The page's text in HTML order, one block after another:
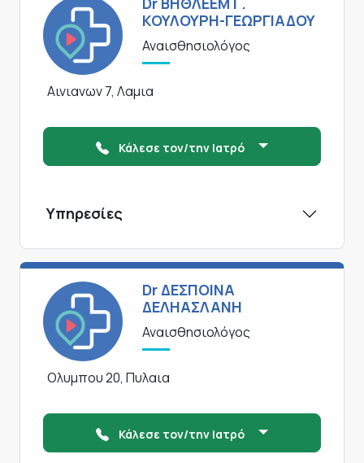
ΚΟΥΛΟΥΡΗ-ΓΕΩΡΓΙΑΔΟΥ
Αναισθησιολόγος
Αινιανων 7, Λαμια
Κάλεσε τον/την Ιατρό
Υπηρεσίες
Dr ΔΕΣΠΟΙΝΑ
ΔΕΛΗΑΣΛΑΝΗ
Αναισθησιολόγος
Ολυμπου 20, Πυλαια
Κάλεσε τον/την Ιατρό